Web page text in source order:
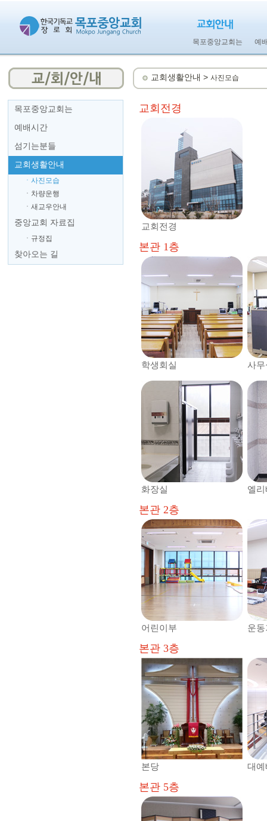
목포중앙교회는 예
목포중앙교회는
예배시간
섬기는분들
교회생활안내
ㆍ사진모습
ㆍ차량운행
ㆍ새교우안내
중앙교회 자료집
ㆍ규정집
찾아오는 길
교회생활안내 > 사진모습
교회전경
교회전경
본관 1층
학생회실 사무
화장실 엘
본관 2층
어린이부 운
본관 3층
본당 대예
본관 5층